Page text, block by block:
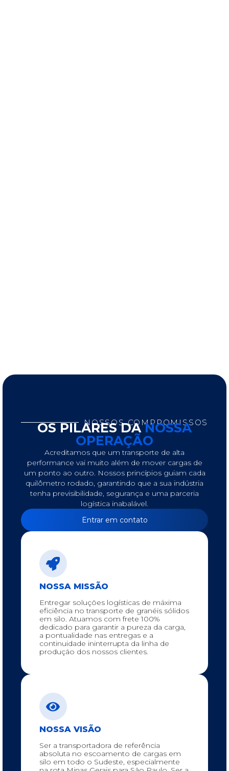
NOSSOS COMPROMISSOS
OS PILARES DANOSSA
OPERAÇÃO
Acreditamos que um transporte de alta
performance vai muito além de mover cargas de
um ponto ao outro. Nossos princípios guiam cada
quilômetro rodado, garantindo que a sua indústria
tenha previsibilidade, segurança e uma parceria
logística inabalável.
Entrar em contato
NOSSA MISSÃO
Entregar soluções logísticas de máxima
eficiência no transporte de granéis sólidos
em silo. Atuamos com frete 100%
dedicado para garantir a pureza da carga,
a pontualidade nas entregas e a
continuidade ininterrupta da linha de
produção dos nossos clientes.
NOSSA VISÃO
Ser a transportadora de referência
absoluta no escoamento de cargas em
silo em todo o Sudeste, especialmente